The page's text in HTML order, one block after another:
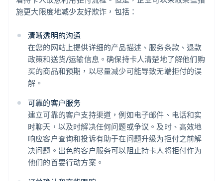
施更大限度地减少友好欺诈，包括：
清晰透明的沟通
在您的网站上提供详细的产品描述、服务条款、退款
政策和送货/运输信息。确保持卡人清楚地了解他们购
买的商品和预期，以尽量减少可能导致无端拒付的误
解。
可靠的客户服务
建立可靠的客户支持渠道，例如电子邮件、电话和实
时聊天，以及时解决任何问题或争议。及时、高效地
响应客户查询和投诉有助于在问题升级为拒付之前解
决问题。出色的客户服务可以阻止持卡人将拒付作为
他们的首要行动方案。